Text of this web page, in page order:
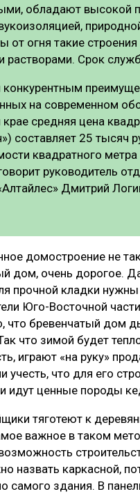
обладают высокой
от огня такие
растворами. Срок
на современном
средняя цена
составляет 25 тысяч
квадратного
руководитель
Дмитрий
домостроение не
дом, очень дорогое.
прочной кладки
Юго-Восточной
бревенчатый дом
что зимой будет
играют «на руку»
учесть, что для его
идут ценные породы
тяготеют к
важное в таком
назвать каркасной,
самого здания. В